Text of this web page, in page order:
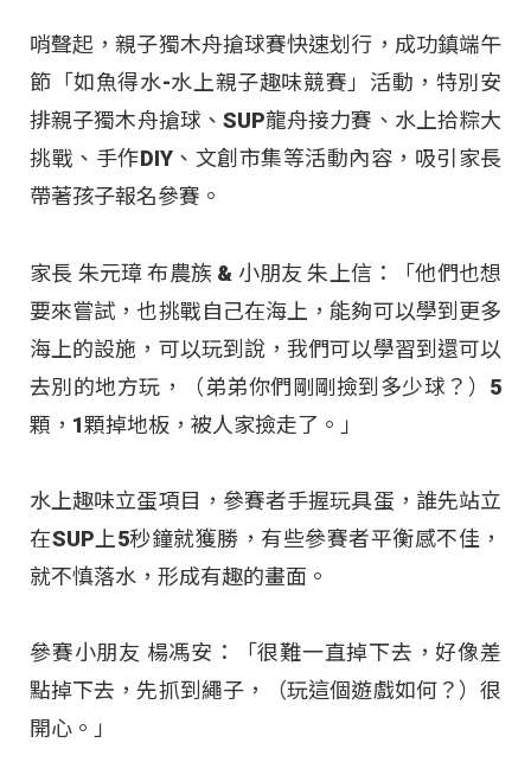
哨聲起，親子獨木舟搶球賽快速划行，成功鎮端午
節「如魚得水-水上親子趣味競賽」活動，特別安
排親子獨木舟搶球、SUP龍舟接力賽、水上拾粽大
挑戰、手作DIY、文創市集等活動內容，吸引家長
帶著孩子報名參賽。
家長 朱元璋 布農族 & 小朋友 朱上信：「他們也想
要來嘗試，也挑戰自己在海上，能夠可以學到更多
海上的設施，可以玩到說，我們可以學習到還可以
去別的地方玩，（弟弟你們剛剛撿到多少球？）5
顆，1顆掉地板，被人家撿走了。」
水上趣味立蛋項目，參賽者手握玩具蛋，誰先站立
在SUP上5秒鐘就獲勝，有些參賽者平衡感不佳，
就不慎落水，形成有趣的畫面。
參賽小朋友 楊馮安：「很難一直掉下去，好像差
點掉下去，先抓到繩子，（玩這個遊戲如何？）很
開心。」